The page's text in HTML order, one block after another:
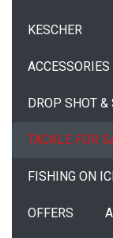
KESCHER
ACCESSORIES
DROP SHOT
TACKLE FOR
FISHING ON
OFFERS